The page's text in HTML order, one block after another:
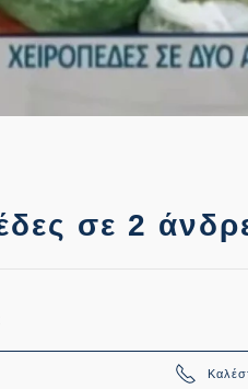
σε 2